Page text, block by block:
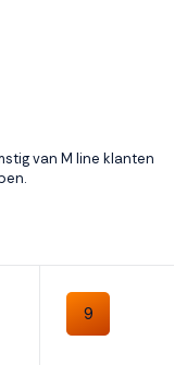
van M line klanten
9